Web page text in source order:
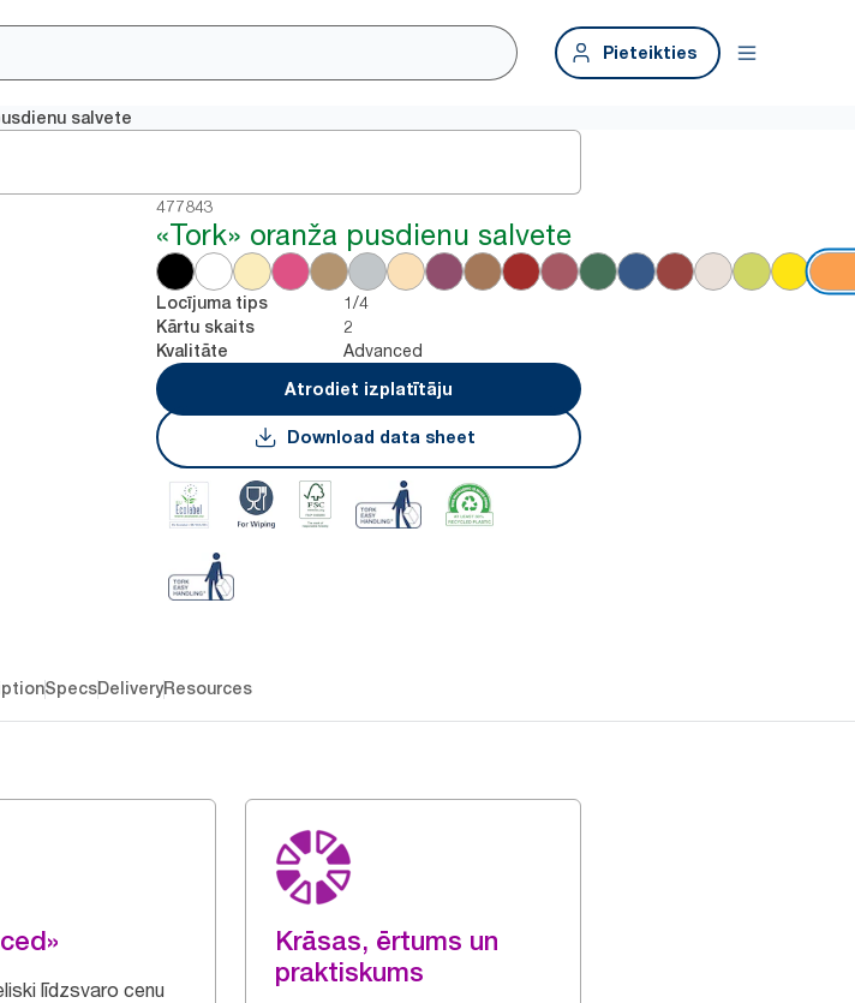
Pieteikties
salvete
477843
«Tork» oranža pusdienu salvete
Locījuma tips 1/4
Kārtu skaits 2
Kvalitāte
Advanced
Atrodiet izplatītāju
Download data sheet
SpecsDeliveryResources
līdzsvaro cenu
Krāsas, ērtums un
praktiskums